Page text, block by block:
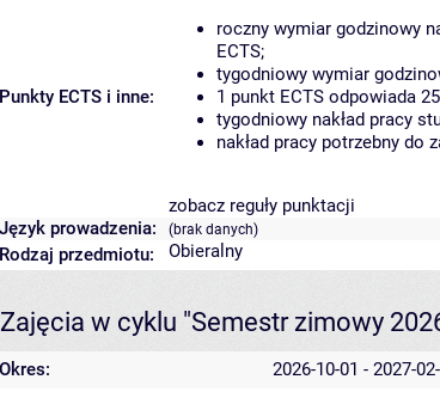
Punkty ECTS i inne:
roczny wymiar godzinowy
ECTS;
tygodniowy wymiar
1 punkt ECTS odpowiada
tygodniowy nakład pracy
nakład pracy potrzebny do
zobacz reguły punktacji
Język prowadzenia:
(brak danych)
Rodzaj przedmiotu: Obieralny
Zajęcia w cyklu "Semestr zimowy
Okres: 2026-10-01 - 2027-